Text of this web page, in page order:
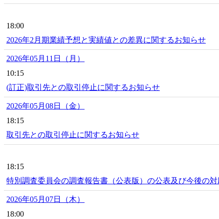
18:00
2026年2月期業績予想と実績値との差異に関するお知らせ
2026年05月11日（月）
10:15
(訂正)取引先との取引停止に関するお知らせ
2026年05月08日（金）
18:15
取引先との取引停止に関するお知らせ
18:15
特別調査委員会の調査報告書（公表版）の公表及び今後の
2026年05月07日（木）
18:00